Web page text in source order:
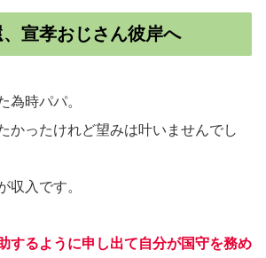
宣孝おじさん彼岸へ
為時パパ。
かったけれど望みは叶いませんでし
収入です。
するように申し出て自分が国守を務め